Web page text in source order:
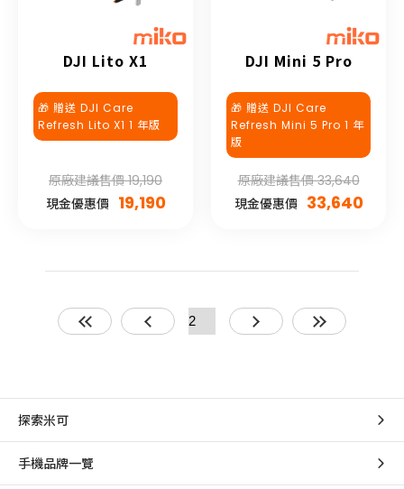
DJI Lito X1
🎁 贈送 DJI Care
Refresh Lito X1 1 年版
原廠建議售價 19,190
現金優惠價 19,190
DJI Mini 5 Pro
🎁 贈送 DJI Care
Refresh Mini 5 Pro 1 年
版
原廠建議售價 33,640
現金優惠價 33,640
探索米可
手機品牌一覽